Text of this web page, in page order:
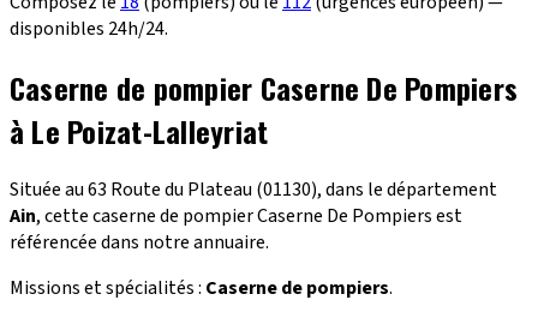
disponibles 24h/24.
Caserne de pompier Caserne De Pompiers
à Le Poizat-Lalleyriat
Située au 63 Route du Plateau (01130), dans le département
Ain, cette caserne de pompier Caserne De Pompiers est
référencée dans notre annuaire.
Missions et spécialités : Caserne de pompiers.